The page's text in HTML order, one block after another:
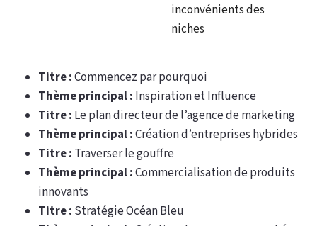
inconvénients des
niches
Titre :Commencez par pourquoi
Thème principal : Inspiration et Influence
Titre : Le plan directeur de l’agence de marketing
Thème principal :Création d’entreprises hybrides
Titre : Traverser le gouffre
Thème principal :Commercialisation de produits
innovants
Titre : Stratégie Océan Bleu